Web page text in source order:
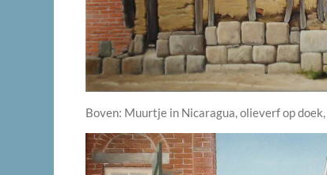
Boven: Muurtje in Nicaragua, olieverf op